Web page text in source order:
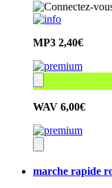
MP3 2,40€
WAV 6,00€
marche rapide